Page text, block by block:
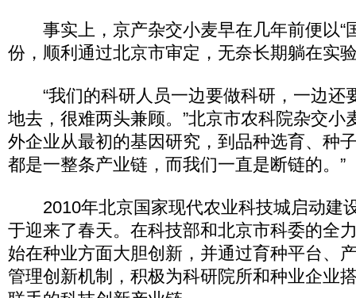
事实上，京产杂交小麦早在几年前便以“
份，顺利通过北京市审定，无奈长期躺在实
“我们的科研人员一边要做科研，一边还
地去，很难两头兼顾。”北京市农科院杂交小
外企业从最初的基因研究，到品种选育、种
都是一整条产业链，而我们一直是断链的。”
2010年北京国家现代农业科技城启动建
于迎来了春天。在科技部和北京市科委的全
始在种业方面大胆创新，并通过育种平台、
管理创新机制，积极为科研院所和种业企业